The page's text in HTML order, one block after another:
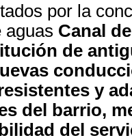
por la
aguas Canal
de
y
del barrio,
del